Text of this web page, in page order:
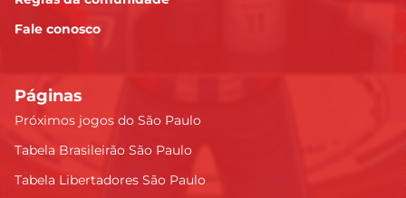
Fale conosco
Páginas
Próximos jogos do São Paulo
Tabela Brasileirão São Paulo
Tabela Libertadores São Paulo